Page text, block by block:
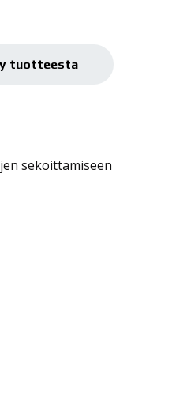
tuotteesta
sekoittamiseen